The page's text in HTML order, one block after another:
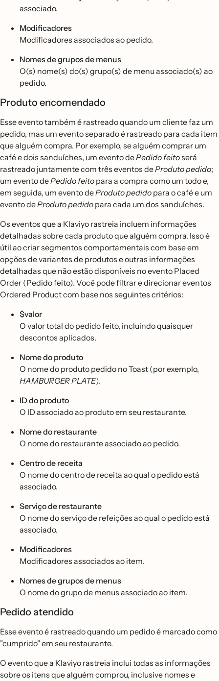
associado.
Modificadores
Modificadores associados ao pedido.
Nomes de grupos de menus
O(s) nome(s) do(s) grupo(s) de menu associado(s) ao
pedido.
Produto encomendado
Esse evento também é rastreado quando um cliente faz um
pedido, mas um evento separado é rastreado para cada item
que alguém compra. Por exemplo, se alguém comprar um
café e dois sanduíches, um evento dePedido feitoserá
rastreado juntamente com três eventos deProdutopedido;
um evento dePedido feito para a compra como um todo e,
em seguida, um evento deProdutopedido para o café e um
evento deProdutopedido para cada um dos sanduíches.
Os eventos que a Klaviyo rastreia incluem informações
detalhadas sobre cada produto que alguém compra. Isso é
útil ao criar segmentos comportamentais com base em
opções de variantes de produtos e outras informações
detalhadas que não estão disponíveis no evento Placed
Order (Pedido feito). Você pode filtrar e direcionar eventos
Ordered Product com base nos seguintes critérios:
$valor
O valor total do pedido feito, incluindo quaisquer
descontos aplicados.
Nome do produto
O nome do produto pedido no Toast (por exemplo,
HAMBURGER PLATE).
ID do produto
O ID associado ao produto em seu restaurante.
Nome do restaurante
O nome do restaurante associado ao pedido.
Centro de receita
O nome do centro de receita ao qual o pedido está
associado.
Serviço de restaurante
O nome do serviço de refeições ao qual o pedido está
associado.
Modificadores
Modificadores associados ao item.
Nomes de grupos de menus
O nome do grupo de menus associado ao item.
Pedido atendido
Esse evento é rastreado quando um pedido é marcado como
"cumprido" em seu restaurante.
O evento que a Klaviyo rastreia inclui todas as informações
sobre os itens que alguém comprou, inclusive nomes e